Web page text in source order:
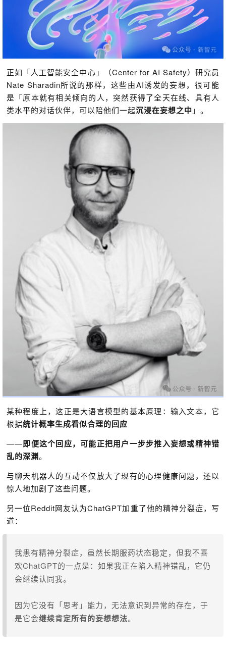
正如「人工智能安全中心」（Center for AI Safety）研究员
Nate Sharadin所说的那样，这些由AI诱发的妄想，很可能
是「原本就有相关倾向的人，突然获得了全天在线、具有人
类水平的对话伙伴，可以陪他们一起沉浸在妄想之中 」。
某种程度上，这正是大语言模型的基本原理：输入文本，它
根据统计概率生成看似合理的回应
——即便这个回应，可能正把用户一步步推入妄想或精神错
乱的深渊。
与聊天机器人的互动不仅放大了现有的心理健康问题，还以
惊人地加剧了这些问题。
另一位Reddit网友认为ChatGPT加重了他的精神分裂症，写
道：
我患有精神分裂症，虽然长期服药状态稳定，但我不喜
欢ChatGPT的一点是：如果我正在陷入精神错乱，它仍
会继续认同我。
因为它没有「思考」能力，无法意识到异常的存在，于
是它会继续肯定所有的妄想想法。